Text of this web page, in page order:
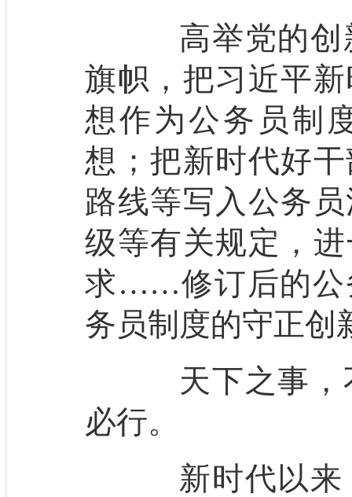
高举党的创
旗帜，把习近平
想作为公务员制
想；把新时代好
路线等写入公务
级等有关规定，
求……修订后的公
务员制度的守正创
天下之事，
必行。
新时代以来